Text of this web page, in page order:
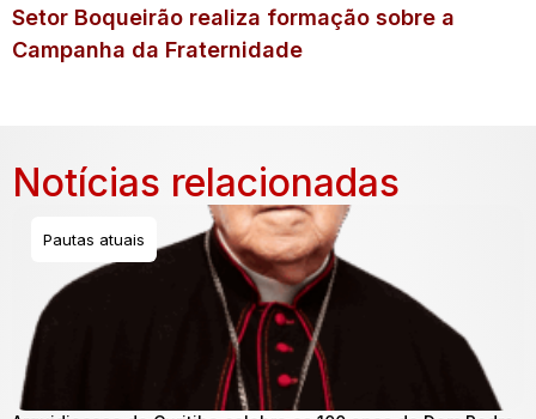
Setor Boqueirão realiza formação sobre a
Campanha da Fraternidade
Notícias relacionadas
Pautas atuais